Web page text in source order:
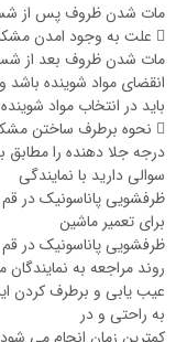
مات شدن ظروف پس از
 علت به وجود امدن مشکل مات شدن ظروف
مات شدن ظروف بعد از
انقضای مواد شوینده باشد و
باید در انتخاب مواد
 نحوه برطرف ساختن مشکل مات شدن ظروف
درجه جلا دهنده را مطابق
سوالی دارید با نمایندگی
ظرفشویی پاناسونیک در
برای تعمیر ماشین
ظرفشویی پاناسونیک در
روند مراجعه به
عیب یابی و برطرف کردن
به راحتی و در